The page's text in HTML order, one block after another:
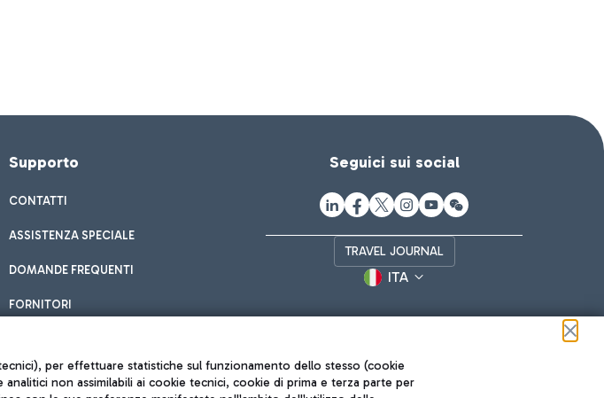
Supporto
CONTATTI
ASSISTENZA SPECIALE
DOMANDE FREQUENTI
FORNITORI
Seguici sui social
TRAVEL JOURNAL
ITA
per effettuare statistiche sul funzionamento dello stesso (cookie
non assimilabili ai cookie tecnici, cookie di prima e terza parte per